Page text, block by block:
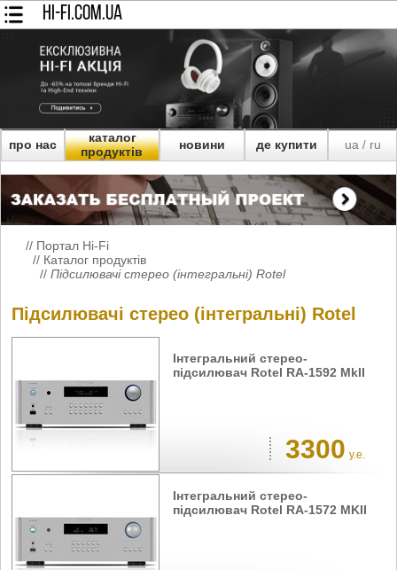
HI-FI.COM.UA
про нас
каталог
продуктів
новини де купити ua/ ru
// Портал Hi-Fi
// Каталог продуктів
// Підсилювачі стерео (інтегральні) Rotel
Підсилювачі стерео (інтегральні) Rotel
Інтегральний стерео-
підсилювач Rotel RA-1592 MkII
3300 у.е.
Інтегральний стерео-
підсилювач Rotel RA-1572 MKII